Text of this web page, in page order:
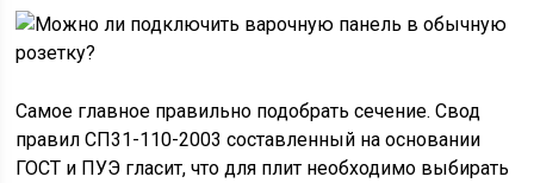
Самое главное правильно подобрать сечение. Свод
правил СП31-110-2003 составленный на основании
ГОСТ и ПУЭ гласит, что для плит необходимо выбирать